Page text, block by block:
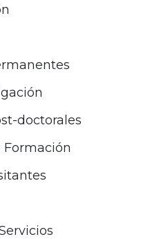
doctorales
Formación